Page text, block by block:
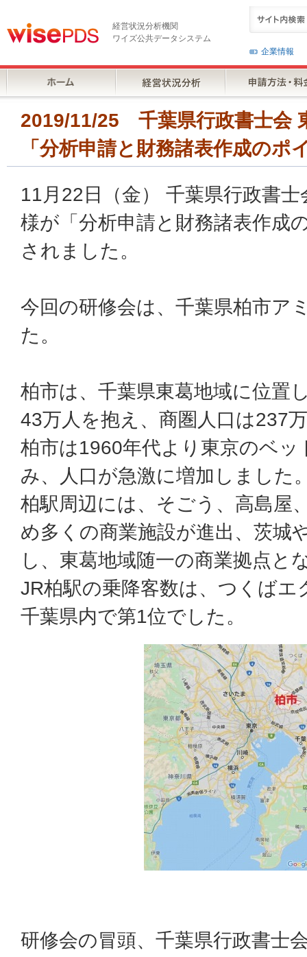
経営状況分析機関
ワイズ公共データシステム
企業情報
2019/11/25 千葉県行政書士会
「分析申請と財務諸表作成のポ
11月22日（金） 千葉県行政書
様が「分析申請と財務諸表作成
されました。
今回の研修会は、千葉県柏市ア
た。
柏市は、千葉県東葛地域に位置
43万人を抱え、商圏人口は237
柏市は1960年代より東京のベ
み、人口が急激に増加しました
柏駅周辺には、そごう、高島屋
め多くの商業施設が進出、茨城
し、東葛地域随一の商業拠点と
JR柏駅の乗降客数は、つくば
千葉県内で第1位でした。
研修会の冒頭、千葉県行政書士